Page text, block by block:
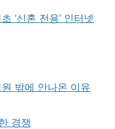
‘신혼 전용’ 인터넷
밖에 안나온 이유
경쟁